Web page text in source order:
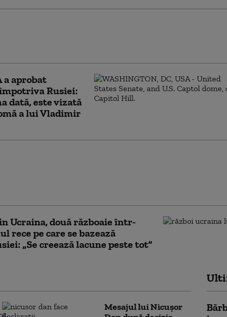
a aprobat
Rusiei:
dată, este vizată
a lui Vladimir
Ucraina, două războaie într-
rece pe care se bazează
„Se creează lacune peste tot”
Mesajul lui Nicușor